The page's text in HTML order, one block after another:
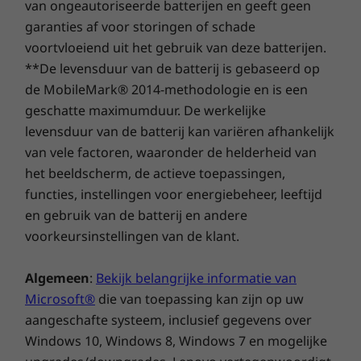
1De planning voor de uitrol van upgrades is
bijna voltooid en deze zal naar verwachting
eind 2021 van start gaan en doorlopen tot in
2022. Het precieze moment zal per apparaat
verschillen. Bepaalde functies vereisen
specifieke hardware. Zie
https://www.microsoft.com/windows/windows
-11-specifications
Specificaties kunnen verschillen per regio/model.
van ongeautoriseerde batterijen en geeft geen
garanties af voor storingen of schade
voortvloeiend uit het gebruik van deze batterijen.
**De levensduur van de batterij is gebaseerd op
de MobileMark® 2014-methodologie en is een
geschatte maximumduur. De werkelijke
levensduur van de batterij kan variëren afhankelijk
van vele factoren, waaronder de helderheid van
het beeldscherm, de actieve toepassingen,
functies, instellingen voor energiebeheer, leeftijd
en gebruik van de batterij en andere
voorkeursinstellingen van de klant.
Algemeen: Bekijk belangrijke informatie van
Microsoft® die van toepassing kan zijn op uw
aangeschafte systeem, inclusief gegevens over
Windows 10, Windows 8, Windows 7 en mogelijke